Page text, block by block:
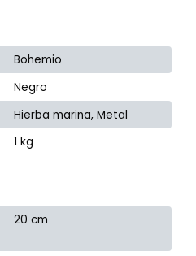
Bohemio
Negro
Hierba marina, Metal
1 kg
20 cm